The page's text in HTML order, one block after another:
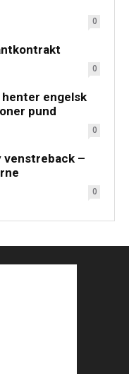
0
0
engelsk
pund
0
venstreback –
0